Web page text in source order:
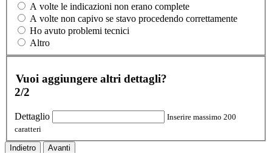
A volte le indicazioni non erano complete
A volte non capivo se stavo procedendo correttamente
Ho avuto problemi tecnici
Altro
Vuoi aggiungere altri dettagli?
2/2
Dettaglio
Inserire massimo 200
caratteri
Indietro Avanti